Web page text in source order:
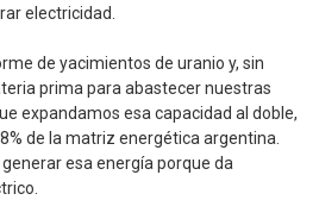
electricidad.
de yacimientos de uranio y, sin
prima para abastecer nuestras
expandamos esa capacidad al doble,
de la matriz energética argentina.
esa energía porque da